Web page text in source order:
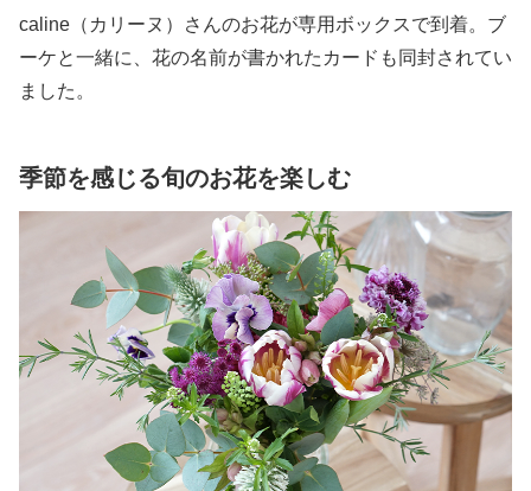
caline（カリーヌ）さんのお花が専用ボックスで到着。ブ
ーケと一緒に、花の名前が書かれたカードも同封されてい
ました。
季節を感じる旬のお花を楽しむ